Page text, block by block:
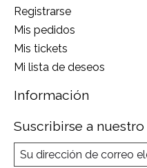
Registrarse
Mis pedidos
Mis tickets
Mi lista de deseos
Información
Suscribirse a